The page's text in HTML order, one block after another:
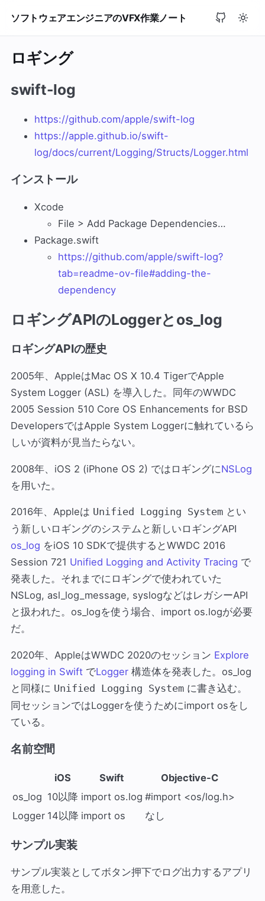
ソフトウェアエンジニアのVFX作業ノート
ロギング
swift-log
https://github.com/apple/swift-log
https://apple.github.io/swift-
log/docs/current/Logging/Structs/Logger.html
インストール
Xcode
File > Add Package Dependencies…
Package.swift
https://github.com/apple/swift-log?
tab=readme-ov-file#adding-the-
dependency
ロギングAPIのLoggerとos_log
ロギングAPIの歴史
2005年、AppleはMac OS X 10.4 TigerでApple
System Logger (ASL) を導入した。同年のWWDC
2005 Session 510 Core OS Enhancements for BSD
DevelopersではApple System Loggerに触れているら
しいが資料が見当たらない。
2008年、iOS 2 (iPhone OS 2) ではロギングにNSLog
を用いた。
2016年、Appleは Unified Logging Systemとい
う新しいロギングのシステムと新しいロギングAPI
os_log をiOS 10 SDKで提供するとWWDC 2016
Session 721 Unified Logging and Activity Tracing で
発表した。それまでにロギングで使われていた
NSLog, asl_log_message, syslogなどはレガシーAPI
と扱われた。os_logを使う場合、import os.logが必要
だ。
2020年、AppleはWWDC 2020のセッション Explore
logging in SwiftでLogger構造体を発表した。os_log
と同様に Unified Logging Systemに書き込む。
同セッションではLoggerを使うためにimport osをし
ている。
名前空間
iOS Swift
Objective-C
os_log 10以降 import os.log #import <os/log.h>
Logger 14以降 import os なし
サンプル実装
サンプル実装としてボタン押下でログ出力するアプリ
を用意した。